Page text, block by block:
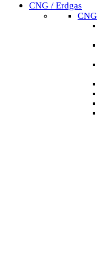
CNG / Erdgas